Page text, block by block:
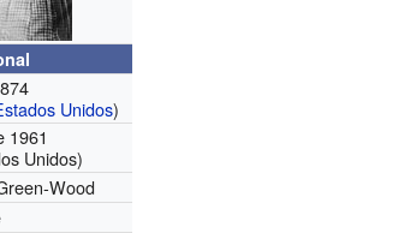
Unidos)
1961
Unidos)
Wood